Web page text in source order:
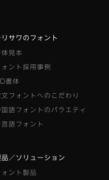
リサワのフォント
体見本
ォント採用事例
書体
文フォントへのこだわり
国語フォントのバラエティ
言語フォント
品／ソリューション
ォント製品